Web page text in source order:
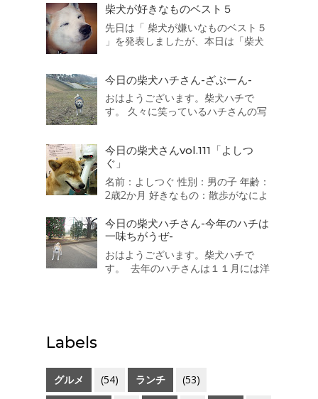
は柴犬の嫌いなものベスト５を発表したいと思い
ます。 それでは発表致します。 第5位
は・・・・・・・・・ 猫 散歩の途中でよく出会...
柴犬が好きなものベスト５
先日は「 柴犬が嫌いなものベスト５
」を発表しましたが、本日は「柴犬
す。 第5位は・・・・・・・・・ 車
でお出かけ 靴下 人間 同得票数が３
つもありました。うちの子も靴下が
今日の柴犬ハチさん-ざぶーん-
おはようございます。柴犬ハチで
す。 久々に笑っているハチさんの写
バス「スカイダック」に遭遇！ ざぶ
ーん。一度乗ってみたいなっ
今日の柴犬さんvol.111「よしつ
ぐ」
名前：よしつぐ 性別：男の子 年齢：
2歳2か月 好きなもの：散歩がなによ
みなり、不快な音 靴で地面をこす
る音が嫌いで、おびえます。 一言：
人が好きで誰にでもなつきます、特
に男のお子さん、おばさまが好きで
す。 「柴犬が好き！」をカ...
今日の柴犬ハチさん-今年のハチは
一味ちがうぜ-
おはようございます。柴犬ハチで
す。 去年のハチさんは１１月には洋
Labels
グルメ (54) ランチ (53)